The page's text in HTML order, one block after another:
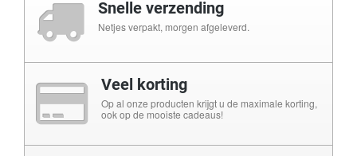
Snelle verzending
Netjes verpakt, morgen afgeleverd.
Veel korting
Op al onze producten krijgt u de maximale korting,
ook op de mooiste cadeaus!